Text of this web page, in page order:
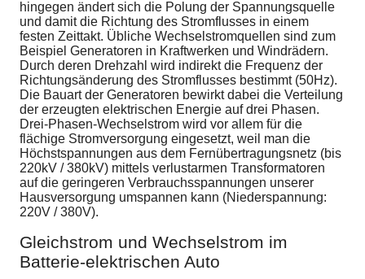
hingegen ändert sich die Polung der Spannungsquelle
und damit die Richtung des Stromflusses in einem
festen Zeittakt. Übliche Wechselstromquellen sind zum
Beispiel Generatoren in Kraftwerken und Windrädern.
Durch deren Drehzahl wird indirekt die Frequenz der
Richtungsänderung des Stromflusses bestimmt (50Hz).
Die Bauart der Generatoren bewirkt dabei die Verteilung
der erzeugten elektrischen Energie auf drei Phasen.
Drei-Phasen-Wechselstrom wird vor allem für die
flächige Stromversorgung eingesetzt, weil man die
Höchstspannungen aus dem Fernübertragungsnetz (bis
220kV / 380kV) mittels verlustarmen Transformatoren
auf die geringeren Verbrauchsspannungen unserer
Hausversorgung umspannen kann (Niederspannung:
220V / 380V).
Gleichstrom und Wechselstrom im
Batterie-elektrischen Auto